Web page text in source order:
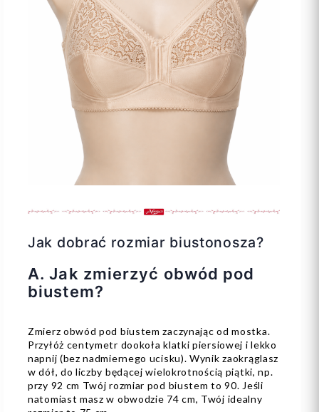
Jak dobrać rozmiar biustonosza?
A. Jak zmierzyć obwód pod
biustem?
Zmierz obwód pod biustem zaczynając od mostka.
Przyłóż centymetr dookoła klatki piersiowej i lekko
napnij (bez nadmiernego ucisku). Wynik zaokrąglasz
w dół, do liczby będącej wielokrotnością piątki, np.
przy 92 cm Twój rozmiar pod biustem to 90. Jeśli
natomiast masz w obwodzie 74 cm, Twój idealny